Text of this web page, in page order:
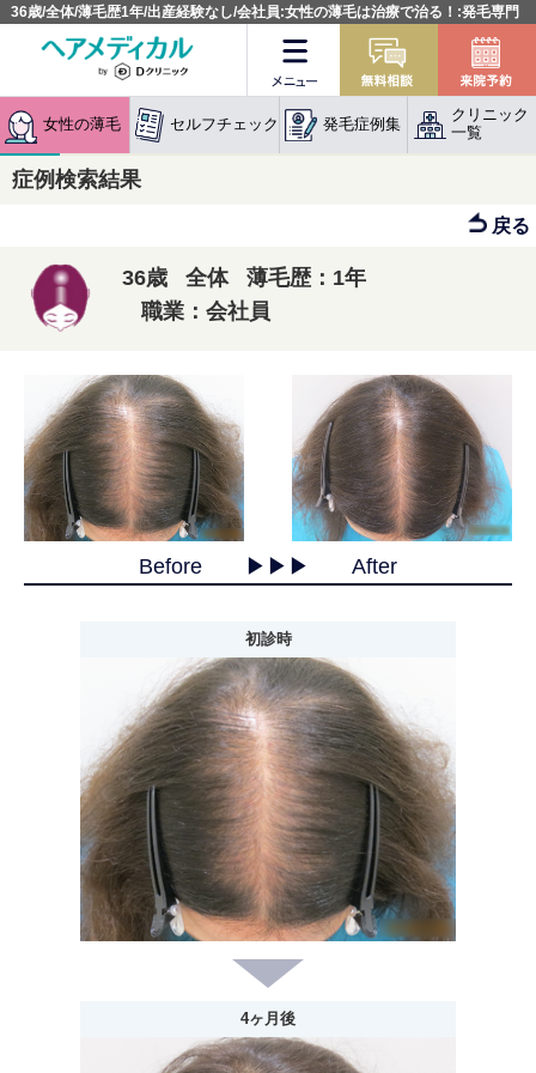
36歳/全体/薄毛歴1年/出産経験なし/会社員:女性の薄毛は治療で治る！:発毛専門
クリニック
無料相談
女性の薄毛 セルフチェック 発毛症例集
クリニック
一覧
症例検索結果
戻る
36歳 全体 薄毛歴：1年
職業：会社員
Before ▶︎▶︎▶︎ After
初診時
4ヶ月後